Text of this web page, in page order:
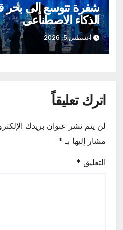
شفرة تتوسع إلى بحر
الذكاء الاصطناعي
أغسطس 5, 2026
اترك تعليقاً
لن يتم نشر عنوان بريدك
مشار إليها بـ *
التعليق *